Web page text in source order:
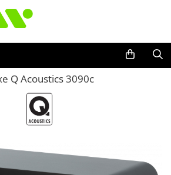
Q Acoustics 3090c